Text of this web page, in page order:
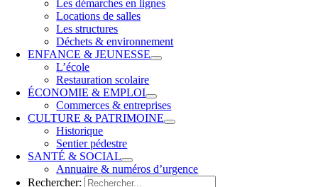
Les démarches en lignes
Locations de salles
Les structures
Déchets & environnement
ENFANCE & JEUNESSE
L’école
Restauration scolaire
ÉCONOMIE & EMPLOI
Commerces & entreprises
CULTURE & PATRIMOINE
Historique
Sentier pédestre
SANTÉ & SOCIAL
Annuaire & numéros d’urgence
Rechercher: